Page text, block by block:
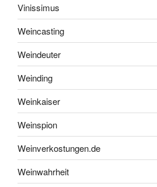
Vinissimus
Weincasting
Weindeuter
Weinding
Weinkaiser
Weinspion
Weinverkostungen.de
Weinwahrheit